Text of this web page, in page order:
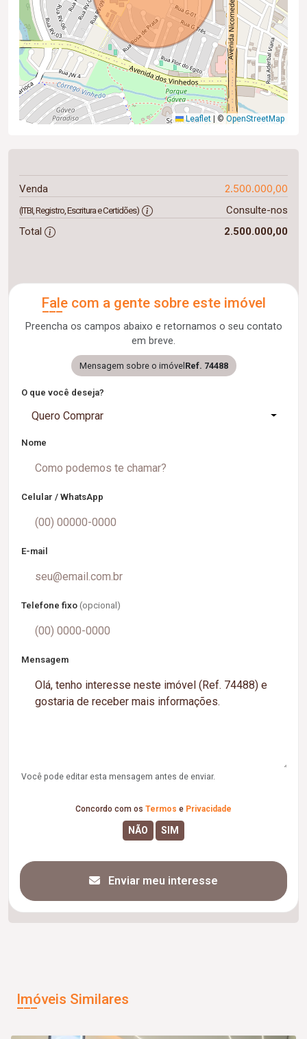
Leaflet | © OpenStreetMap
Venda 2.500.000,00
(ITBI, Registro, Escritura e Certidões)
Consulte-nos
Total
2.500.000,00
Fale com a gente sobre este imóvel
Preencha os campos abaixo e retornamos o seu contato
em breve.
Mensagem sobre o imóvelRef. 74488
O que você deseja?
Quero Comprar
Nome
Celular / WhatsApp
E-mail
Telefone fixo (opcional)
Mensagem
Você pode editar esta mensagem antes de enviar.
Concordo com os Termos e Privacidade
Enviar meu interesse
Imóveis Similares